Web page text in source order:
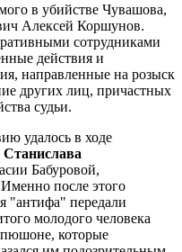
в убийстве Чувашова,
Алексей Коршунов.
сотрудниками
действия и
направленные на розыск
других лиц, причастных
судьи.
удалось в ходе
Станислава
Бабуровой,
после этого
"антифа" передали
молодого человека
которые